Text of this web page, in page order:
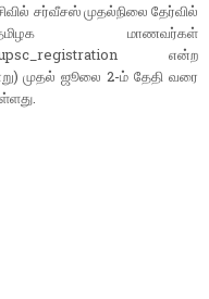
சர்வீசஸ் முதல்நிலை தேர்வில்
மாணவர்கள்
upsc_registration என்ற
முதல் ஜூலை 2-ம் தேதி வரை